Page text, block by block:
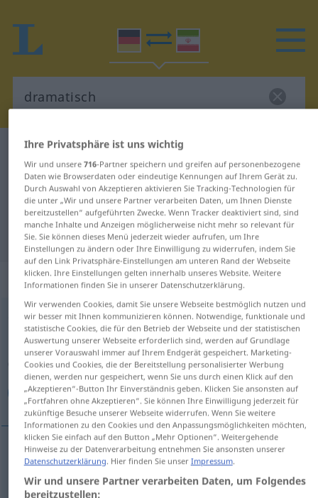
Deutsch-Persisch Wörterbuch
Deutsch-Persisch Übersetzung für
"dramatisch"
"dramatisch" Persisch Übersetzung
„dramatisch“
dramatisch
Übersicht aller Übersetzungen
(Für mehr Details die Übersetzung anklicken/antippen)
دراماتیک, پرهیجان
دراماتیک [drāmātik]
Ihre Privatsphäre ist uns wichtig
Wir und unsere 716-Partner speichern und greifen auf personenbezogene
Daten wie Browserdaten oder eindeutige Kennungen auf Ihrem Gerät zu.
Durch Auswahl von Akzeptieren aktivieren Sie Tracking-Technologien für
die unter „Wir und unsere Partner verarbeiten Daten, um Ihnen Dienste
bereitzustellen“ aufgeführten Zwecke. Wenn Tracker deaktiviert sind, sind
manche Inhalte und Anzeigen möglicherweise nicht mehr so relevant für
Sie. Sie können dieses Menü jederzeit wieder aufrufen, um Ihre
Einstellungen zu ändern oder Ihre Einwilligung zu widerrufen, indem Sie
auf den Link Privatsphäre-Einstellungen am unteren Rand der Webseite
klicken. Ihre Einstellungen gelten innerhalb unseres Website. Weitere
Informationen finden Sie in unserer Datenschutzerklärung.
Wir verwenden Cookies, damit Sie unsere Webseite bestmöglich nutzen und
wir besser mit Ihnen kommunizieren können. Notwendige, funktionale und
statistische Cookies, die für den Betrieb der Webseite und der statistischen
Auswertung unserer Webseite erforderlich sind, werden auf Grundlage
unserer Vorauswahl immer auf Ihrem Endgerät gespeichert. Marketing-
Cookies und Cookies, die der Bereitstellung personalisierter Werbung
dienen, werden nur gespeichert, wenn Sie uns durch einen Klick auf den
„Akzeptieren“-Button Ihr Einverständnis geben. Klicken Sie ansonsten auf
„Fortfahren ohne Akzeptieren“. Sie können Ihre Einwilligung jederzeit für
zukünftige Besuche unserer Webseite widerrufen. Wenn Sie weitere
Informationen zu den Cookies und den Anpassungsmöglichkeiten möchten,
klicken Sie einfach auf den Button „Mehr Optionen“. Weitergehende
Hinweise zu der Datenverarbeitung entnehmen Sie ansonsten unserer
Datenschutzerklärung. Hier finden Sie unser Impressum.
Wir und unsere Partner verarbeiten Daten, um Folgendes
bereitzustellen: